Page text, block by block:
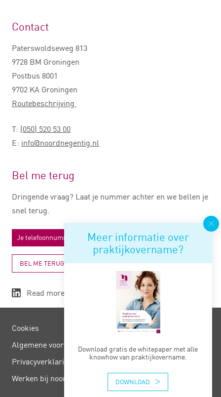
Meer informatie over
praktijkovername?
Download gratis de whitepaper met alle
knowhow van praktijkovername.
DOWNLOAD
Contact
Paterswoldseweg 813
9728 BM Groningen
Postbus 8001
9702 KA Groningen
Routebeschrijving
T: (050) 520 53 00
E: info@noordnegentig.nl
Bel me terug
Dringende vraag? Laat je nummer achter en we bellen je
snel terug.
BEL ME TERUG
Read more
Cookies
Algemene voorwaarden
Privacy­verklaring
Werken bij noord negentig